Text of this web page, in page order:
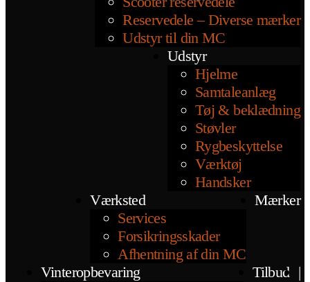
Reservedele – Diverse mærker
Udstyr til din MC
Udstyr
Hjelme
Samtaleanlæg
Tøj & beklædning
Støvler
Rygbeskyttelse
Værktøj
Handsker
Værksted
Services
Forsikringsskader
Afhentning af din MC
Mærker
Vinteropbevaring
Tilbud |